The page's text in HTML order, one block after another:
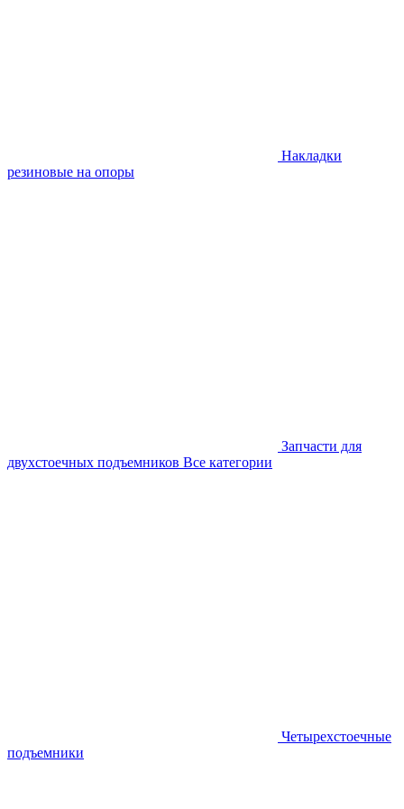
Накладки
резиновые на опоры
Запчасти для
двухстоечных подъемников Все категории
Четырехстоечные
подъемники